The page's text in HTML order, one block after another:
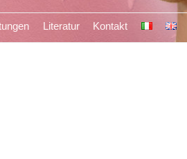
Literatur Kontakt